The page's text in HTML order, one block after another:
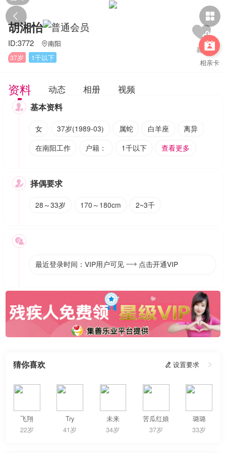
 

相亲卡
胡湘怡
ID:3772 南阳
37岁
1千以下
资料 动态 相册 视频
 基本资料
女 37岁(1989-03) 属蛇 白羊座
离异
在南阳工作
户籍： 1千以下 查看更多
 择偶要求
28～33岁 170～180cm 2~3千

最近登录时间：VIP用户可见  点击开通VIP
猜你喜欢  设置要求 
飞翔
22岁
Try
41岁
未来
34岁
苦瓜红娘
37岁
璐璐
33岁